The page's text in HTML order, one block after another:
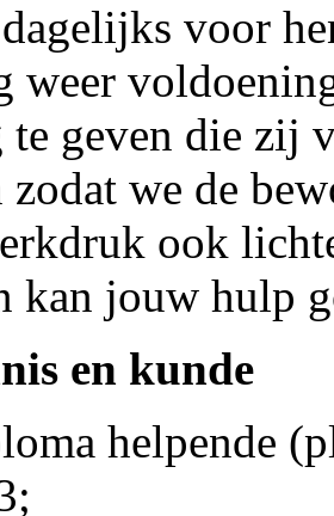
voor
weer
te geven die zij
zodat we de
ook
kan jouw hulp
en kunde
helpende